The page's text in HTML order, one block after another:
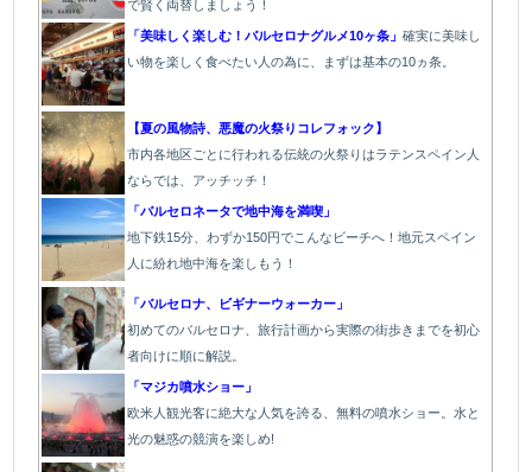
で賢く両替しましょう！
「美味しく楽しむ！バルセロナグルメ10ヶ条」確実に美味し
い物を楽しく食べたい人の為に、まずは基本の10ヵ条。
【夏の風物詩、悪魔の火祭りコレフォック】
市内各地区ごとに行われる伝統の火祭りはラテンスペイン人
ならでは、アッチッチ！
「バルセロネータで地中海を満喫」
地下鉄15分、わずか150円でこんなビーチへ！地元スペイン
人に紛れ地中海を楽しもう！
「バルセロナ、ビギナーウォーカー」
初めてのバルセロナ、旅行計画から実際の街歩きまでを初心
者向けに順に解説。
「マジカ噴水ショー」
欧米人観光客に絶大な人気を誇る、無料の噴水ショー。水と
光の魅惑の競演を楽しめ!